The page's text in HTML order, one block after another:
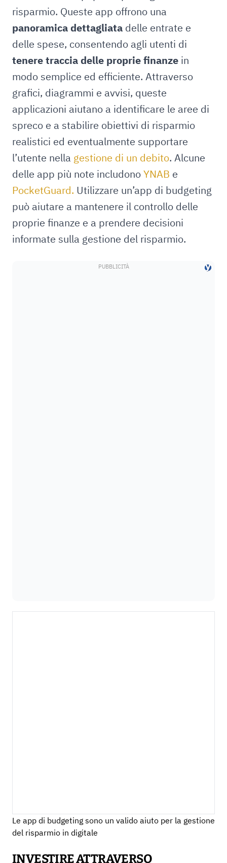
risparmio. Queste app offrono una
panoramica dettagliata delle entrate e
delle spese, consentendo agli utenti di
tenere traccia delle proprie finanze in
modo semplice ed efficiente. Attraverso
grafici, diagrammi e avvisi, queste
applicazioni aiutano a identificare le aree di
spreco e a stabilire obiettivi di risparmio
realistici ed eventualmente supportare
l’utente nella gestione di un debito. Alcune
delle app più note includonoYNAB e
PocketGuard. Utilizzare un’app di budgeting
può aiutare a mantenere il controllo delle
proprie finanze e a prendere decisioni
informate sulla gestione del risparmio.
Le app di budgeting sono un valido aiuto per la gestione
del risparmio in digitale
INVESTIRE ATTRAVERSO